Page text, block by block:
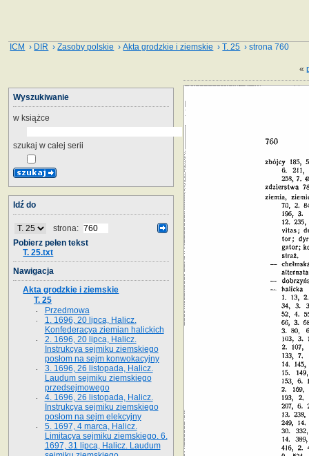
ICM › DIR ›Zasoby polskie ›Akta grodzkie i ziemskie ›T. 25 › strona 760
«
Wyszukiwanie
w książce
szukaj w całej serii
Idź do
strona:
Pobierz pełen tekst
T. 25.txt
Nawigacja
Akta grodzkie i ziemskie
T. 25
Przedmowa
1. 1696, 20 lipca, Halicz.
Konfederacya ziemian halickich
2. 1696, 20 lipca, Halicz.
Instrukcya sejmiku ziemskiego
posłom na sejm konwokacyjny
3. 1696, 26 listopada, Halicz.
Laudum sejmiku ziemskiego
przedsejmowego
4. 1696, 26 listopada, Halicz.
Instrukcya sejmiku ziemskiego
posłom na sejm elekcyjny
5. 1697, 4 marca, Halicz.
Limitacya sejmiku ziemskiego. 6.
1697, 31 lipca, Halicz. Laudum